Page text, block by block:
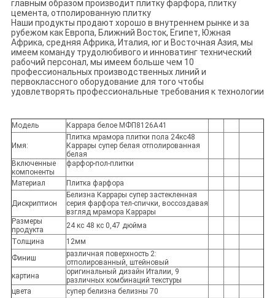
главным образом производит плитку фарфора, плитку
цемента, отполированную плитку
Наши продукты продают хорошо в внутреннем рынке и за
рубежом как Европа, Ближний Восток, Египет, Южная
Африка, средняя Африка, Италия, юг и Восточная Азия, мы
имеем команду трудолюбивого и инноватинг технический
рабочий персонал, мы имеем больше чем 10
профессиональных производственных линий и
первоклассного оборудование для того чтобы
удовлетворять профессиональные требования к технологии
Модель Каррара белое МФП8126А41
Имя:
Плитка мрамора плитки пола 24кс48
Каррары супер белая отполированная
белая
Включенные
компоненты
фарфор-пол-плитки
Материал Плитка фарфора
Дискриптион
Белизна Каррары супер застекленная
серия фарфора тел-спички, воссоздавая
взгляд мрамора Каррары
Размеры
продукта
24 кс 48 кс 0,47 дюйма
Толщина
12мм
Финиш
различная поверхность 2:
отполированный, штейновый
картина
оригинальный дизайн Италии, 9
различных комбинаций текстуры
цвета
супер белизна белизны 70